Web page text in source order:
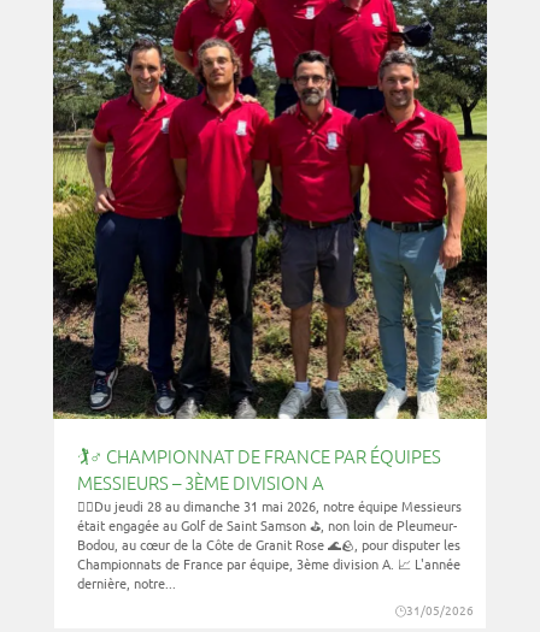
🏌️♂️ CHAMPIONNAT DE FRANCE PAR ÉQUIPES
MESSIEURS – 3ÈME DIVISION A
31/05/2026
🏌️‍♂️Du jeudi 28 au dimanche 31 mai 2026, notre équipe Messieurs
était engagée au Golf de Saint Samson ⛳, non loin de Pleumeur-
Bodou, au cœur de la Côte de Granit Rose 🌊🪨, pour disputer les
Championnats de France par équipe, 3ème division A. 📈 L'année
dernière, notre...